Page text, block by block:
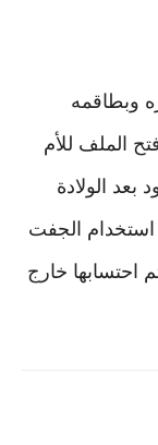
وبطاقمه
الملف للأم
بعد الولادة
استخدام الجفت
احتسابها خارج